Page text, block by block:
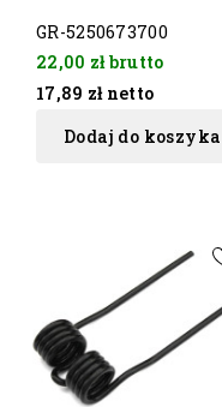
GR-5250673700
22,00 złbrutto
17,89 zł netto
Dodaj do koszyka